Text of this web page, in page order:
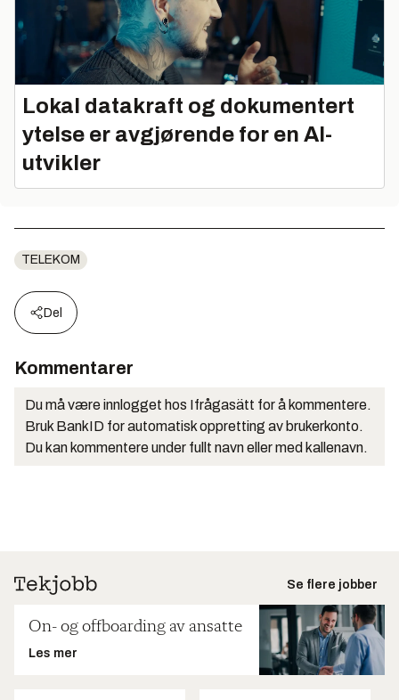
Lokal datakraft og dokumentert
ytelse er avgjørende for en AI-
utvikler
TELEKOM
Del
Kommentarer
Du må være innlogget hos Ifrågasätt for å kommentere.
Bruk BankID for automatisk oppretting av brukerkonto.
Du kan kommentere under fullt navn eller med kallenavn.
Se flere jobber
On- og offboarding av ansatte
Les mer